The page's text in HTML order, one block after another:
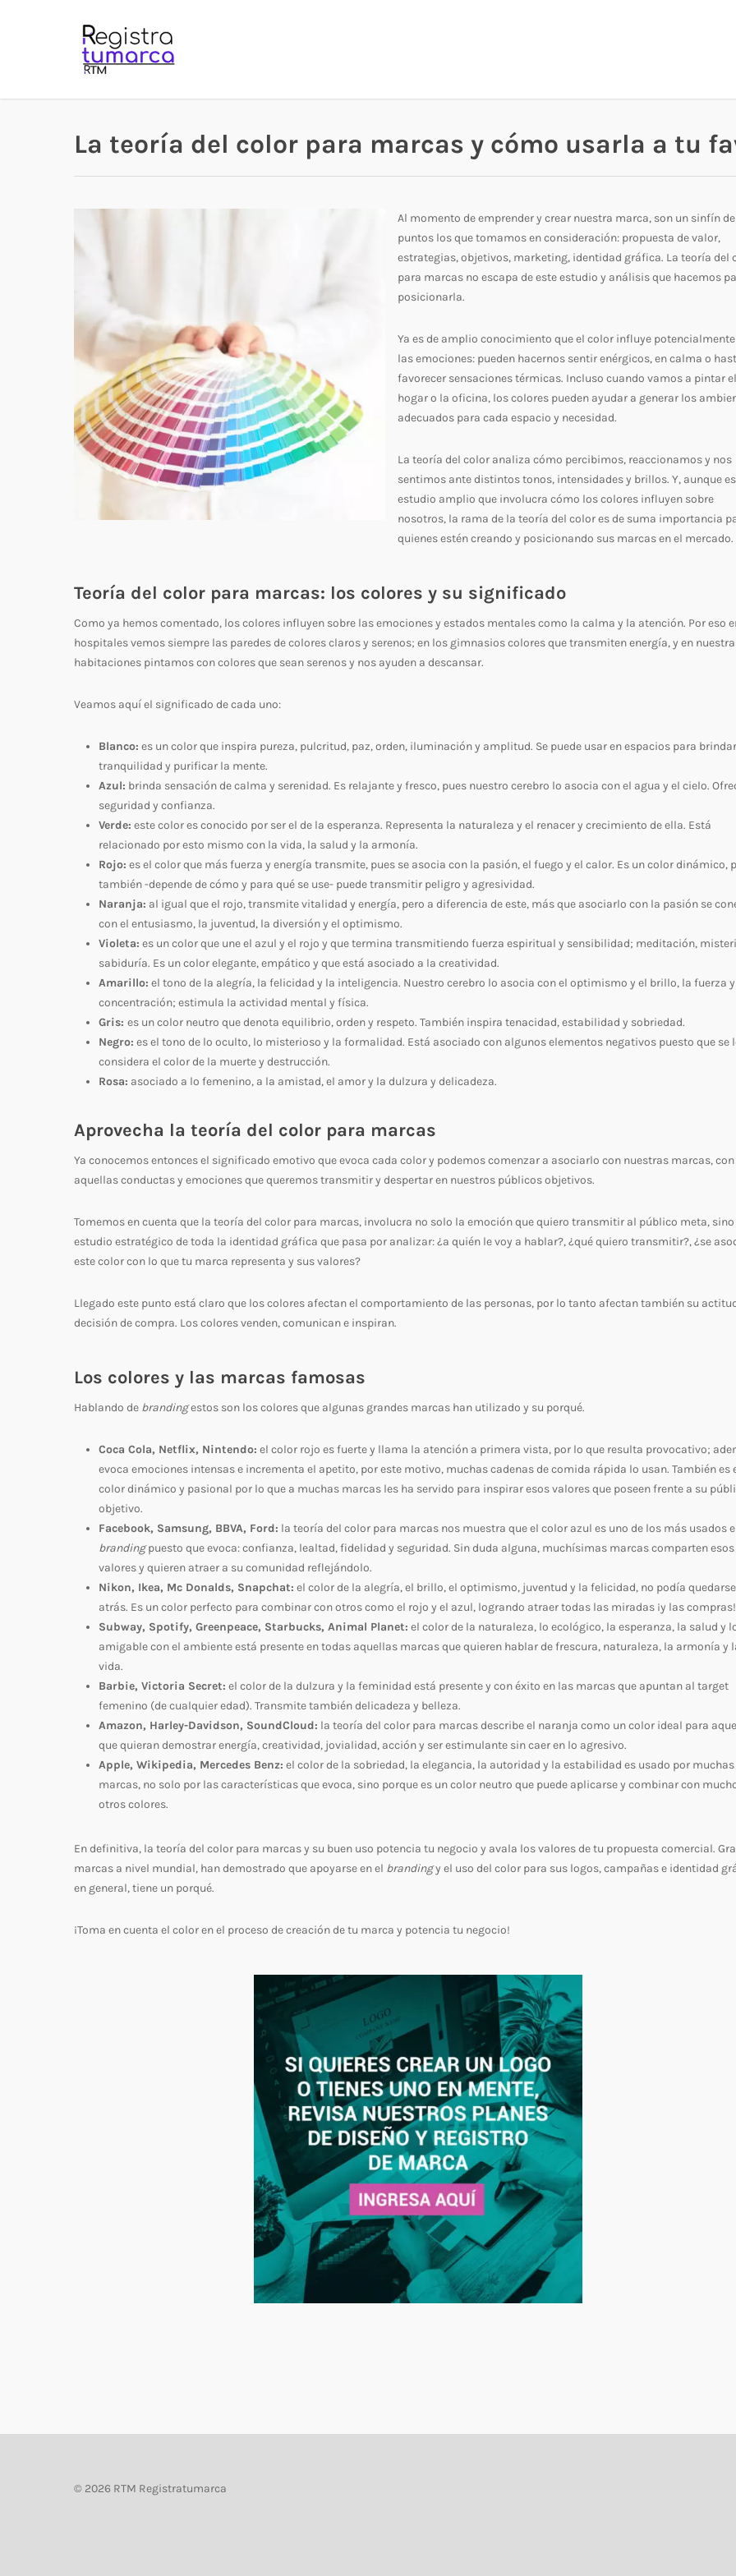
La teoría del color para marcas y cómo usarla a tu
Al momento de emprender y crear nuestra marca, son un sinfín de
puntos los que tomamos en consideración: propuesta de valor,
estrategias, objetivos, marketing, identidad gráfica. La teoría del
para marcas no escapa de este estudio y análisis que hacemos
posicionarla.
Ya es de amplio conocimiento que el color influye
las emociones: pueden hacernos sentir enérgicos, en calma o
favorecer sensaciones térmicas. Incluso cuando vamos a pintar el
hogar o la oficina, los colores pueden ayudar a generar los
adecuados para cada espacio y necesidad.
La teoría del color analiza cómo percibimos, reaccionamos y nos
sentimos ante distintos tonos, intensidades y brillos. Y, aunque
estudio amplio que involucra cómo los colores influyen sobre
nosotros, la rama de la teoría del color es de suma importancia
quienes estén creando y posicionando sus marcas en el mercado.
Teoría del color para marcas: los colores y su significado
Como ya hemos comentado, los colores influyen sobre las emociones y estados mentales como la calma y la atención. Por eso
hospitales vemos siempre las paredes de colores claros y serenos; en los gimnasios colores que transmiten energía, y en
habitaciones pintamos con colores que sean serenos y nos ayuden a descansar.
Veamos aquí el significado de cada uno:
Blanco: es un color que inspira pureza, pulcritud, paz, orden, iluminación y amplitud. Se puede usar en espacios para brindar
tranquilidad y purificar la mente.
Azul: brinda sensación de calma y serenidad. Es relajante y fresco, pues nuestro cerebro lo asocia con el agua y el cielo.
seguridad y confianza.
Verde: este color es conocido por ser el de la esperanza. Representa la naturaleza y el renacer y crecimiento de ella. Está
relacionado por esto mismo con la vida, la salud y la armonía.
Rojo: es el color que más fuerza y energía transmite, pues se asocia con la pasión, el fuego y el calor. Es un color dinámico,
también -depende de cómo y para qué se use- puede transmitir peligro y agresividad.
Naranja: al igual que el rojo, transmite vitalidad y energía, pero a diferencia de este, más que asociarlo con la pasión se
con el entusiasmo, la juventud, la diversión y el optimismo.
Violeta: es un color que une el azul y el rojo y que termina transmitiendo fuerza espiritual y sensibilidad; meditación,
sabiduría. Es un color elegante, empático y que está asociado a la creatividad.
Amarillo: el tono de la alegría, la felicidad y la inteligencia. Nuestro cerebro lo asocia con el optimismo y el brillo, la fuerza
concentración; estimula la actividad mental y física.
Gris: es un color neutro que denota equilibrio, orden y respeto. También inspira tenacidad, estabilidad y sobriedad.
Negro: es el tono de lo oculto, lo misterioso y la formalidad. Está asociado con algunos elementos negativos puesto que se
considera el color de la muerte y destrucción.
Rosa: asociado a lo femenino, a la amistad, el amor y la dulzura y delicadeza.
Aprovecha la teoría del color para marcas
Ya conocemos entonces el significado emotivo que evoca cada color y podemos comenzar a asociarlo con nuestras marcas, con
aquellas conductas y emociones que queremos transmitir y despertar en nuestros públicos objetivos.
Tomemos en cuenta que la teoría del color para marcas, involucra no solo la emoción que quiero transmitir al público meta, sino
estudio estratégico de toda la identidad gráfica que pasa por analizar: ¿a quién le voy a hablar?, ¿qué quiero transmitir?, ¿se
este color con lo que tu marca representa y sus valores?
Llegado este punto está claro que los colores afectan el comportamiento de las personas, por lo tanto afectan también su
decisión de compra. Los colores venden, comunican e inspiran.
Los colores y las marcas famosas
Hablando de brandingestos son los colores que algunas grandes marcas han utilizado y su porqué.
Coca Cola, Netflix, Nintendo: el color rojo es fuerte y llama la atención a primera vista, por lo que resulta provocativo;
evoca emociones intensas e incrementa el apetito, por este motivo, muchas cadenas de comida rápida lo usan. También es
color dinámico y pasional por lo que a muchas marcas les ha servido para inspirar esos valores que poseen frente a su
objetivo.
Facebook, Samsung, BBVA, Ford: la teoría del color para marcas nos muestra que el color azul es uno de los más usados
brandingpuesto que evoca: confianza, lealtad, fidelidad y seguridad. Sin duda alguna, muchísimas marcas comparten esos
valores y quieren atraer a su comunidad reflejándolo.
Nikon, Ikea, Mc Donalds, Snapchat: el color de la alegría, el brillo, el optimismo, juventud y la felicidad, no podía quedarse
atrás. Es un color perfecto para combinar con otros como el rojo y el azul, logrando atraer todas las miradas ¡y las compras!
Subway, Spotify, Greenpeace, Starbucks, Animal Planet: el color de la naturaleza, lo ecológico, la esperanza, la salud y
amigable con el ambiente está presente en todas aquellas marcas que quieren hablar de frescura, naturaleza, la armonía y
vida.
Barbie, Victoria Secret: el color de la dulzura y la feminidad está presente y con éxito en las marcas que apuntan al target
femenino (de cualquier edad). Transmite también delicadeza y belleza.
Amazon, Harley-Davidson, SoundCloud: la teoría del color para marcas describe el naranja como un color ideal para
que quieran demostrar energía, creatividad, jovialidad, acción y ser estimulante sin caer en lo agresivo.
Apple, Wikipedia, Mercedes Benz: el color de la sobriedad, la elegancia, la autoridad y la estabilidad es usado por muchas
marcas, no solo por las características que evoca, sino porque es un color neutro que puede aplicarse y combinar con
otros colores.
En definitiva, la teoría del color para marcas y su buen uso potencia tu negocio y avala los valores de tu propuesta comercial.
marcas a nivel mundial, han demostrado que apoyarse en el brandingy el uso del color para sus logos, campañas e identidad
en general, tiene un porqué.
¡Toma en cuenta el color en el proceso de creación de tu marca y potencia tu negocio!
© 2026 RTM Registratumarca